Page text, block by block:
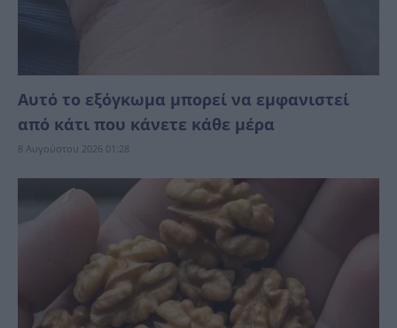
Αυτό το εξόγκωμα μπορεί να εμφανιστεί
από κάτι που κάνετε κάθε μέρα
8 Αυγούστου 2026 01:28